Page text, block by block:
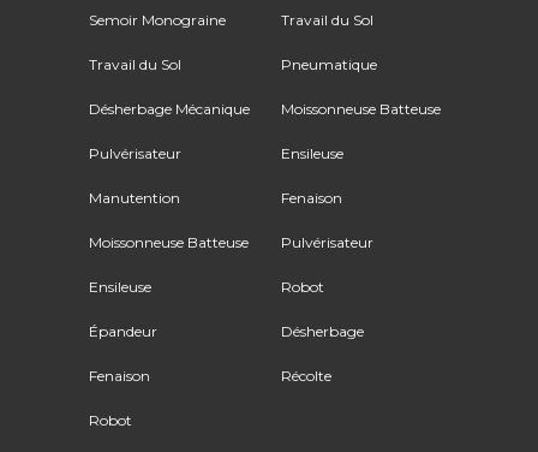
Semoir Monograine
Travail du Sol
Désherbage Mécanique
Pulvérisateur
Manutention
Moissonneuse Batteuse
Ensileuse
Épandeur
Fenaison
Robot
Travail du Sol
Pneumatique
Moissonneuse Batteuse
Ensileuse
Fenaison
Pulvérisateur
Robot
Désherbage
Récolte